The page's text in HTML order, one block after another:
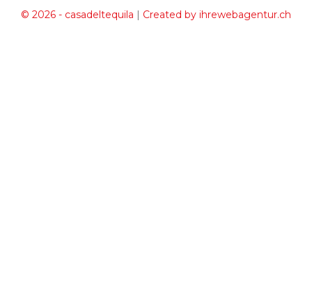
© 2026 - casadeltequila | Created by ihrewebagentur.ch